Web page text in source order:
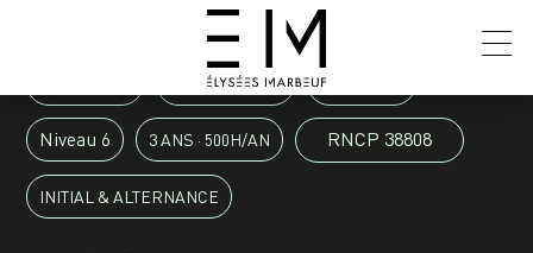
CANNES
Niveau 6 3 ANS · 500H/AN RNCP 38808
INITIAL & ALTERNANCE